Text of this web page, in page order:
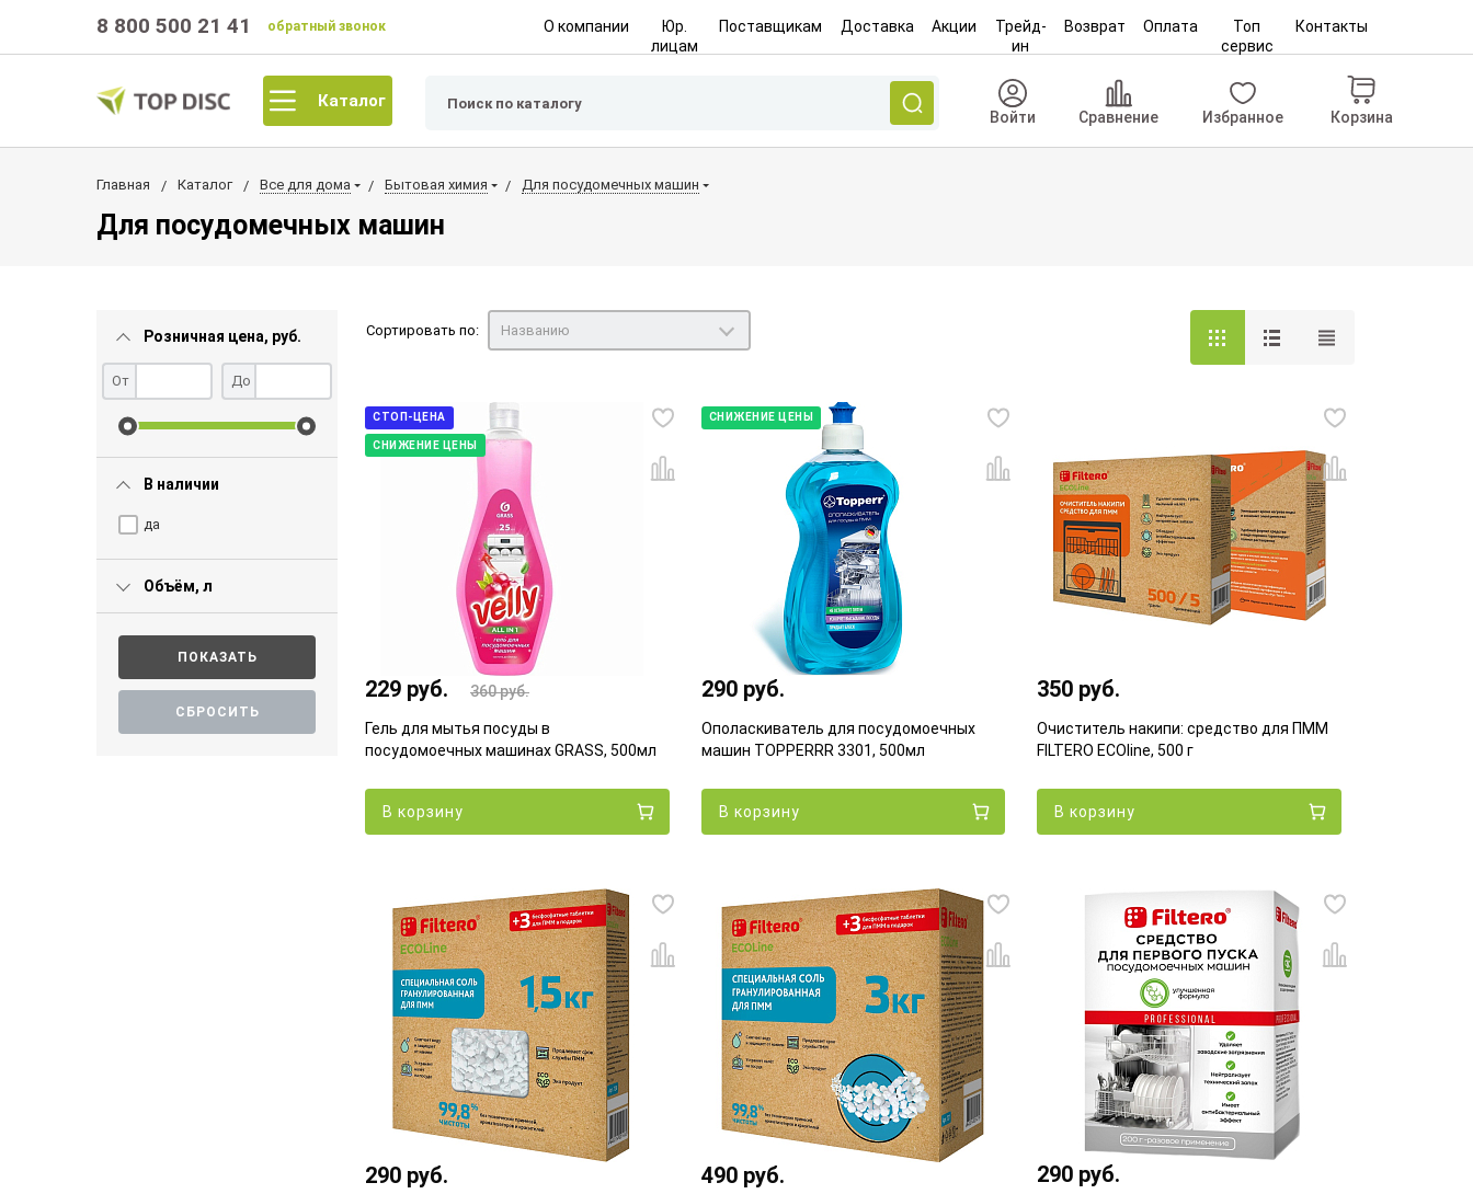
8 800 500 21 41 обратный звонок О компании
Юр.
лицам
Поставщикам Доставка Акции
Трейд-
ин
Возврат Оплата
Топ
сервис
Контакты
Каталог
Войти Сравнение Избранное Корзина
Главная Каталог Все для дома Бытовая химия Для посудомечных машин
Для посудомечных машин
Розничная цена, руб.
От До
В наличии
да
Объём, л
Сортировать по: Названию
СТОП-ЦЕНА
СНИЖЕНИЕ ЦЕНЫ
229 руб. 360руб.
Гель для мытья посуды в
посудомоечных машинах GRASS, 500мл
В корзину
СНИЖЕНИЕ ЦЕНЫ
290 руб.
Ополаскиватель для посудомоечных
машин TOPPERRR 3301, 500мл
В корзину
350 руб.
Очиститель накипи: средство для ПММ
FILTERO ECOline, 500 г
В корзину
290 руб. 490 руб. 290 руб.